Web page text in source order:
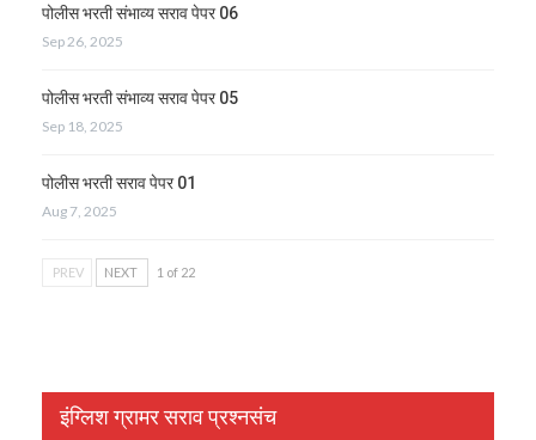
पोलीस भरती संभाव्य सराव पेपर 06
Sep 26, 2025
पोलीस भरती संभाव्य सराव पेपर 05
Sep 18, 2025
पोलीस भरती सराव पेपर 01
Aug 7, 2025
PREV NEXT 1 of 22
इंग्लिश ग्रामर सराव प्रश्नसंच